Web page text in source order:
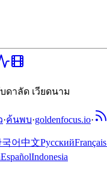
ดาลัด เวียดนาม
·ค้นพบ·goldenfocus.io·
어中文РусскийFrançais
EspañolIndonesia